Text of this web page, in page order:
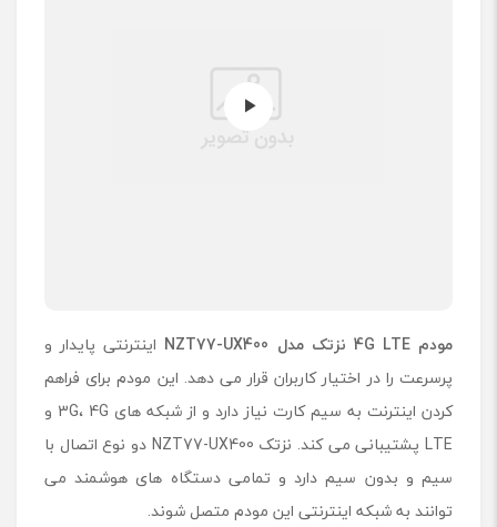
4
مودم4G LTE نزتک مدل NZT77-UX400 اینترنتی پایدار و
پرسرعت را در اختیار کاربران قرار می دهد. این مودم برای فراهم
کردن اینترنت به سیم کارت نیاز دارد و از شبکه های 3G، 4G و
LTE پشتیبانی می کند. نزتک NZT77-UX400 دو نوع اتصال با
سیم و بدون سیم دارد و تمامی دستگاه های هوشمند می
توانند به شبکه اینترنتی این مودم متصل شوند.